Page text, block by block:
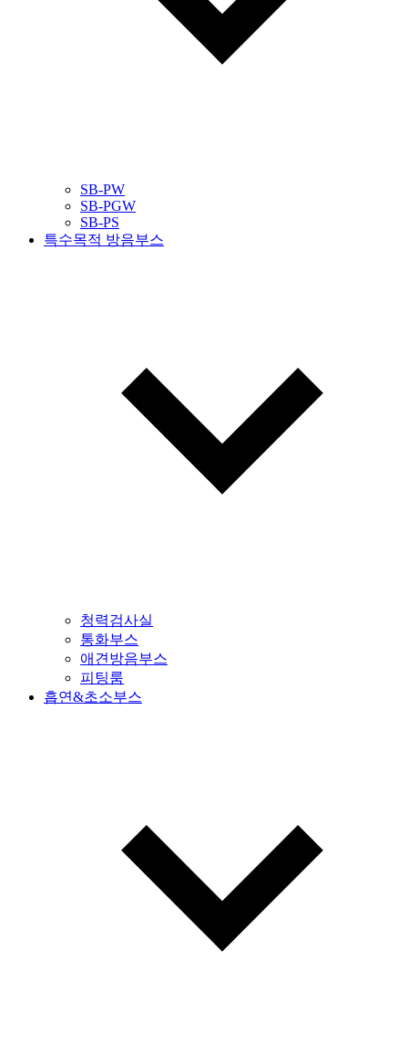
SB-PW
SB-PGW
SB-PS
특수목적 방음부스
청력검사실
통화부스
애견방음부스
피팅룸
흡연&초소부스